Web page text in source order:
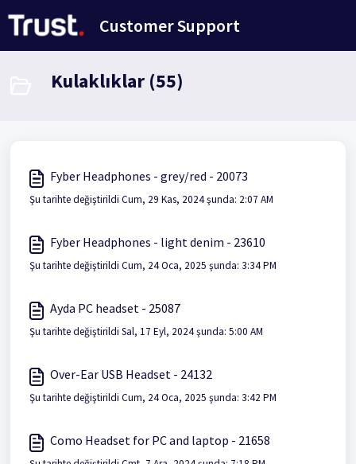
Customer Support
Kulaklıklar (55)
Fyber Headphones - grey/red - 20073
Şu tarihte değiştirildi Cum, 29 Kas, 2024 şunda: 2:07 AM
Fyber Headphones - light denim - 23610
Şu tarihte değiştirildi Cum, 24 Oca, 2025 şunda: 3:34 PM
Ayda PC headset - 25087
Şu tarihte değiştirildi Sal, 17 Eyl, 2024 şunda: 5:00 AM
Over-Ear USB Headset - 24132
Şu tarihte değiştirildi Cum, 24 Oca, 2025 şunda: 3:42 PM
Como Headset for PC and laptop - 21658